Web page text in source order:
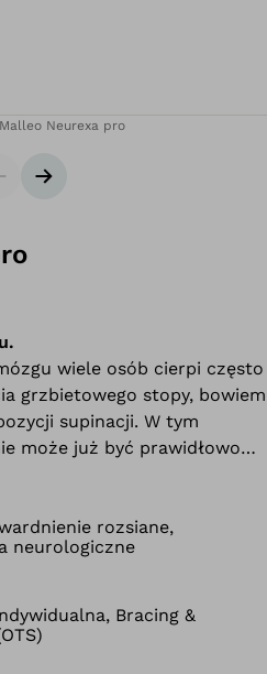
Malleo Neurexa pro
Następny slajd
wiele osób cierpi często
grzbietowego stopy, bowiem
supinacji. W tym
może już być prawidłowo
może także
się spastyczności.
rozsiane,
neurologiczne
Bracing &